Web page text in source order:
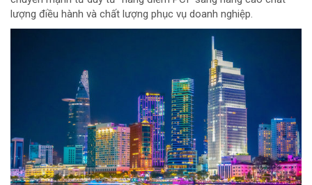
lượng điều hành và chất lượng phục vụ doanh nghiệp.